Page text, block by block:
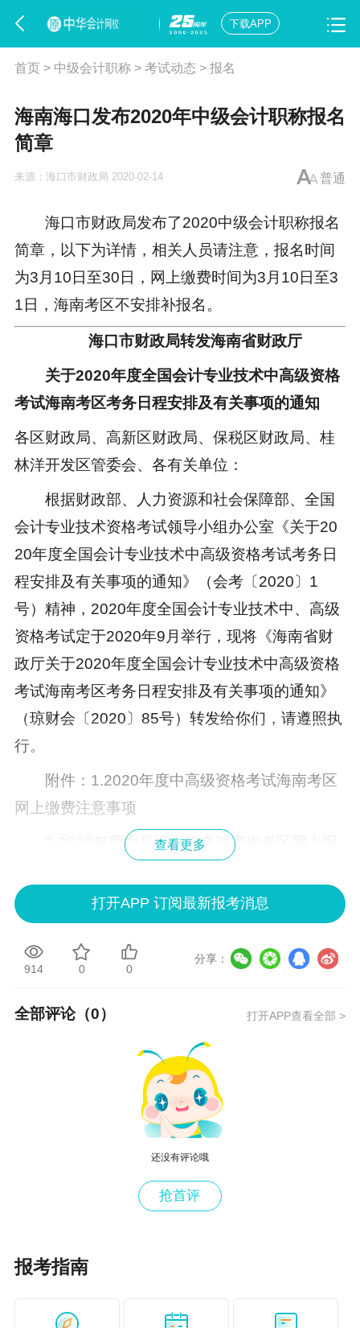
下载APP
首页> 中级会计职称> 考试动态 > 报名
海南海口发布2020年中级会计职称报名
简章
普通
来源： 海口市财政局 2020-02-14
海口市财政局发布了2020中级会计职称报名
简章，以下为详情，相关人员请注意，报名时间
为3月10日至30日，网上缴费时间为3月10日至3
1日，海南考区不安排补报名。
海口市财政局转发海南省财政厅
关于2020年度全国会计专业技术中高级资格
考试海南考区考务日程安排及有关事项的通知
各区财政局、高新区财政局、保税区财政局、桂
林洋开发区管委会、各有关单位：
根据财政部、人力资源和社会保障部、全国
会计专业技术资格考试领导小组办公室《关于20
20年度全国会计专业技术中高级资格考试考务日
程安排及有关事项的通知》（会考〔2020〕1
号）精神，2020年度全国会计专业技术中、高级
资格考试定于2020年9月举行，现将《海南省财
政厅关于2020年度全国会计专业技术中高级资格
考试海南考区考务日程安排及有关事项的通知》
（琼财会〔2020〕85号）转发给你们，请遵照执
行。
附件：1.2020年度中高级资格考试海南考区
网上缴费注意事项
2.2020年度中高级资格考试海南考区网上报
3.2020年度中高级资格考试海南考区报名资
4.《海南省财政厅关于2020年度全国会计专
有关事项的通知》（琼财会〔2020〕85号）
附件1：2020年度中高级资格考试海南考区
网上缴费注意事项.doc
附件2：2020年度中高级资格考试海南考区
网上报名系统操作流程.doc
报名资格审核点.doc
附件4：海南省财政厅关于2020年度全国会
查看更多
打开APP 订阅最新报考消息
914 0 0
分享：
全部评论（0） 打开APP查看全部 >
还没有评论哦
抢首评
报考指南